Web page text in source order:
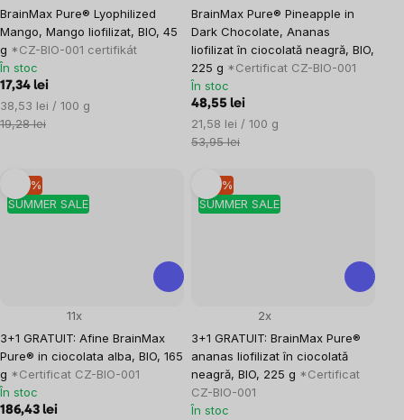
BrainMax Pure® Lyophilized
Mango, Mango liofilizat, BIO, 45
g *CZ-BIO-001 certifikát
În stoc
17,34 lei
Evaluare
preţ:
38,53 lei / 100 g
19,28 lei
BrainMax Pure® Pineapple in
Dark Chocolate, Ananas
liofilizat în ciocolată neagră, BIO,
225 g *Certificat CZ-BIO-001
În stoc
48,55 lei
Evaluare
preţ:
21,58 lei / 100 g
53,95 lei
SUMMER SALE
–10 %
3+1 GRATUIT: Afine BrainMax
Pure® in ciocolata alba, BIO, 165
g *Certificat CZ-BIO-001
11x
În stoc
186,43 lei
SUMMER SALE
–10 %
3+1 GRATUIT: BrainMax Pure®
ananas liofilizat în ciocolată
neagră, BIO, 225 g *Certificat
CZ-BIO-001
2x
În stoc